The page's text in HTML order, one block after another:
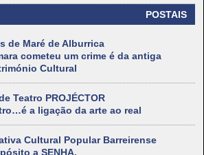
POSTAIS
de Maré de Alburrica
cometeu um crime é da antiga
Cultural
Teatro PROJÉCTOR
a ligação da arte ao real
Cultural Popular Barreirense
a SENHA.